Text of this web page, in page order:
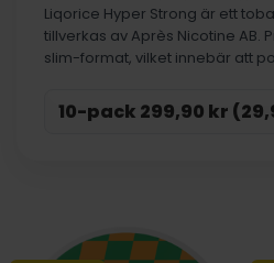
Liqorice Hyper Strong är ett
tillverkas av Après Nicotine AB.
slim-format, vilket innebär att